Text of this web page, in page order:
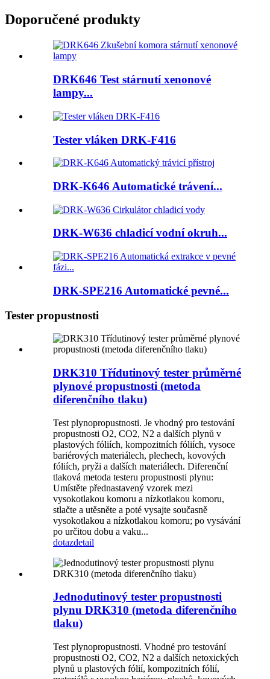
Doporučené produkty
DRK646 Test stárnutí xenonové
lampy...
Tester vláken DRK-F416
DRK-K646 Automatické trávení...
DRK-W636 chladicí vodní okruh...
DRK-SPE216 Automatické pevné...
Tester propustnosti
DRK310 Třídutinový tester průměrné
plynové propustnosti (metoda
diferenčního tlaku)
Test plynopropustnosti. Je vhodný pro testování
propustnosti O2, CO2, N2 a dalších plynů v
plastových fóliích, kompozitních fóliích, vysoce
bariérových materiálech, plechech, kovových
fóliích, pryži a dalších materiálech. Diferenční
tlaková metoda testeru propustnosti plynu:
Umístěte přednastavený vzorek mezi
vysokotlakou komoru a nízkotlakou komoru,
stlačte a utěsněte a poté vysajte současně
vysokotlakou a nízkotlakou komoru; po vysávání
po určitou dobu a vaku...
dotazdetail
Jednodutinový tester propustnosti
plynu DRK310 (metoda diferenčního
tlaku)
Test plynopropustnosti. Vhodné pro testování
propustnosti O2, CO2, N2 a dalších netoxických
plynů u plastových fólií, kompozitních fólií,